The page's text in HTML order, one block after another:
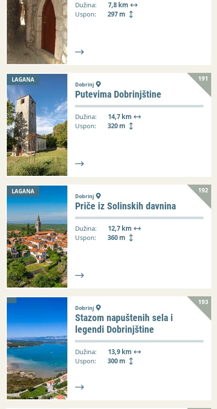
Dužina:
7,8 km
Uspon:
297 m
LAGANA 191
Dobrinj
Putevima Dobrinjštine
Dužina:
14,7 km
Uspon:
320 m
LAGANA 192
Dobrinj
Priče iz Solinskih davnina
Dužina:
12,7 km
Uspon:
360 m
193
Dobrinj
Stazom napuštenih sela i
legendi Dobrinjštine
Dužina:
13,9 km
Uspon:
300 m